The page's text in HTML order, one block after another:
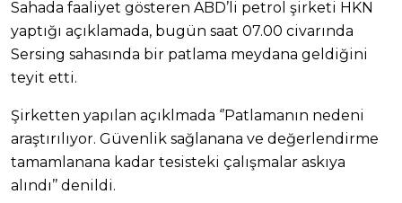
Sahada faaliyet gösteren ABD’li petrol şirketi HKN
yaptığı açıklamada, bugün saat 07.00 civarında
Sersing sahasında bir patlama meydana geldiğini
teyit etti.
Şirketten yapılan açıklmada ‘’Patlamanın nedeni
araştırılıyor. Güvenlik sağlanana ve değerlendirme
tamamlanana kadar tesisteki çalışmalar askıya
alındı’’ denildi.